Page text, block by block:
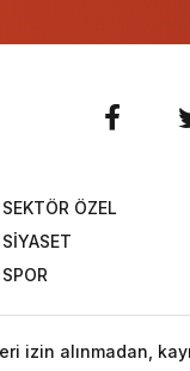
SEKTÖR ÖZEL
SİYASET
SPOR
izin alınmadan,